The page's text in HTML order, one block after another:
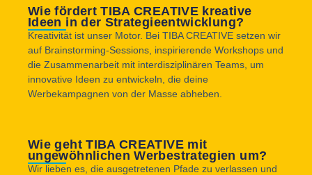
Wie fördert TIBA CREATIVE kreative
Ideen in der Strategieentwicklung?
Kreativität ist unser Motor. Bei TIBA CREATIVE setzen wir
auf Brainstorming-Sessions, inspirierende Workshops und
die Zusammenarbeit mit interdisziplinären Teams, um
innovative Ideen zu entwickeln, die deine
Werbekampagnen von der Masse abheben.
Wie geht TIBA CREATIVE mit
ungewöhnlichen Werbestrategien um?
Wir lieben es, die ausgetretenen Pfade zu verlassen und